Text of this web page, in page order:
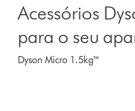
Acessórios
para o seu
Dyson Micro 1.5kg™